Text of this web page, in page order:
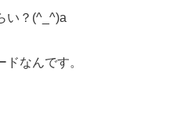
い？(^_^)a
なんです。